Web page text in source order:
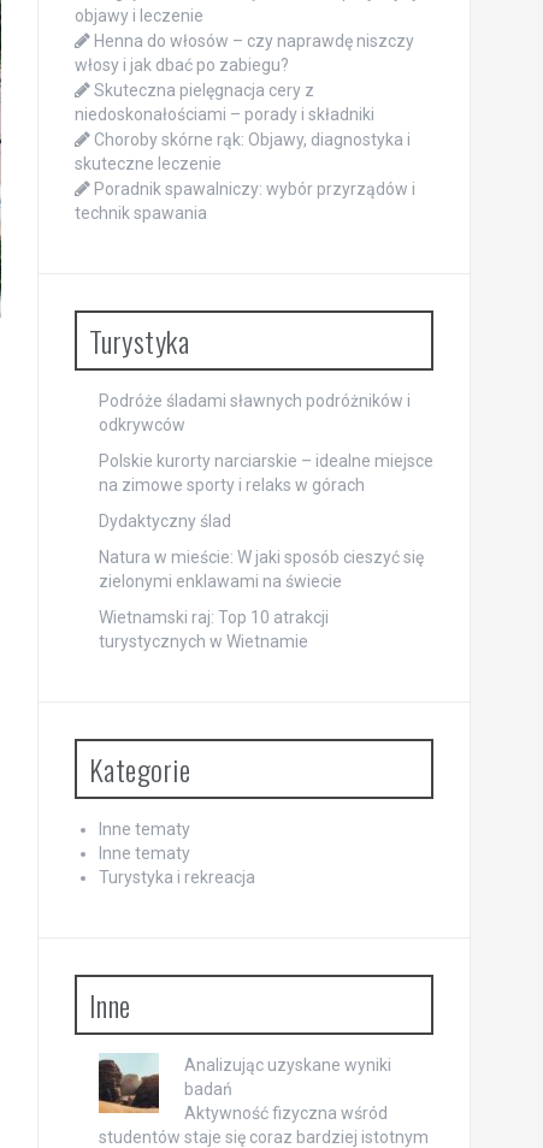
objawy i leczenie
Henna do włosów – czy naprawdę niszczy
włosy i jak dbać po zabiegu?
Skuteczna pielęgnacja cery z
niedoskonałościami – porady i składniki
Choroby skórne rąk: Objawy, diagnostyka i
skuteczne leczenie
Poradnik spawalniczy: wybór przyrządów i
technik spawania
Turystyka
Podróże śladami sławnych podróżników i
odkrywców
Polskie kurorty narciarskie – idealne miejsce
na zimowe sporty i relaks w górach
Dydaktyczny ślad
Natura w mieście: W jaki sposób cieszyć się
zielonymi enklawami na świecie
Wietnamski raj: Top 10 atrakcji
turystycznych w Wietnamie
Kategorie
Inne tematy
Inne tematy
Turystyka i rekreacja
Inne
Analizując uzyskane wyniki
badań
Aktywność fizyczna wśród
studentów staje się coraz bardziej istotnym